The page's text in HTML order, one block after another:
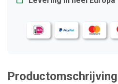
Productomschrijving